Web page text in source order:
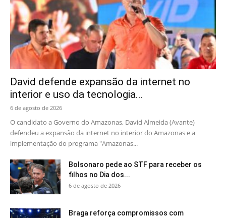
David defende expansão da internet no
interior e uso da tecnologia...
6 de agosto de 2026
O candidato a Governo do Amazonas, David Almeida (Avante)
defendeu a expansão da internet no interior do Amazonas e a
implementação do programa "Amazonas...
Bolsonaro pede ao STF para receber os
filhos no Dia dos...
6 de agosto de 2026
Braga reforça compromissos com